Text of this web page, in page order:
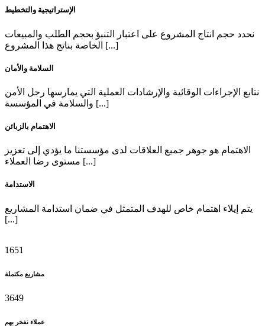
الإستراتيجية والتخطيط
نحدد حجم انتاج المشروع على اعتبار التنبؤ بحجم الطلب والمبيعات
الخاصة بناتج هذا المشروع [...]
السلامة والأمان
نتابع الإجراءات الوقائية والإرشادات العملية التي يمارسها رجل الأمن
والسلامة في المؤسسة [...]
الاهتمام بالزبائن
الاهتمام هو جوهر جميع العلاقات لدى مؤسستنا ما يؤدي إلى تعزيز
مستوى رضا العملاء [...]
الاستدامة
يتم إيلاء اهتمام خاص للهدف المتمثل في ضمان استدامة المشاريع
[...]
1651
مشاريع مكتملة
3649
عملاء نفخر بهم